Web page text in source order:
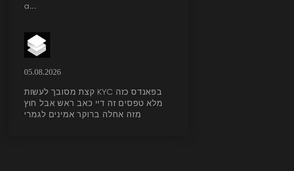
a...
05.08.2026
קצת מסובך לעשות KYC בפאנדס כזה
מלא טפסים זה דיי כאב ראש אבל חוץ
מזה אחלה ברוקר אמינים לגמרי